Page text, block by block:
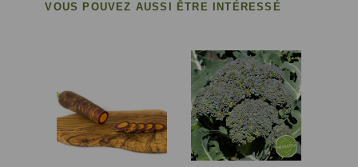
VOUS POUVEZ AUSSI ÊTRE INTÉRESSÉ